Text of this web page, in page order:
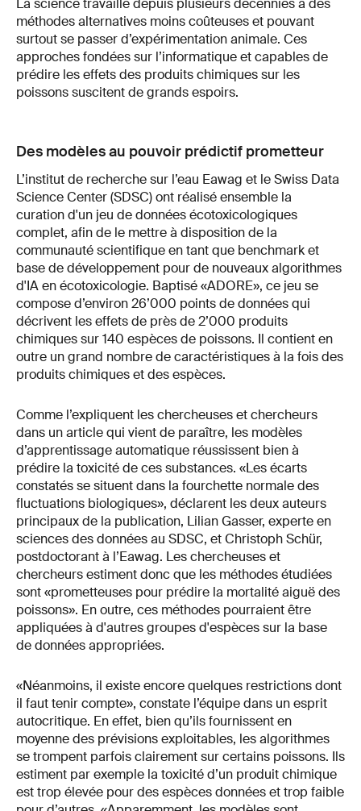
La science travaille depuis plusieurs décennies à des
méthodes alternatives moins coûteuses et pouvant
surtout se passer d’expérimentation animale. Ces
approches fondées sur l’informatique et capables de
prédire les effets des produits chimiques sur les
poissons suscitent de grands espoirs.
Des modèles au pouvoir prédictif prometteur
L’institut de recherche sur l’eau Eawag et le Swiss Data
Science Center (SDSC) ont réalisé ensemble la
curation d'un jeu de données écotoxicologiques
complet, afin de le mettre à disposition de la
communauté scientifique en tant que benchmark et
base de développement pour de nouveaux algorithmes
d'IA en écotoxicologie. Baptisé «ADORE», ce jeu se
compose d’environ 26’000 points de données qui
décrivent les effets de près de 2’000 produits
chimiques sur 140 espèces de poissons. Il contient en
outre un grand nombre de caractéristiques à la fois des
produits chimiques et des espèces.
Comme l’expliquent les chercheuses et chercheurs
dans un article qui vient de paraître, les modèles
d’apprentissage automatique réussissent bien à
prédire la toxicité de ces substances. «Les écarts
constatés se situent dans la fourchette normale des
fluctuations biologiques», déclarent les deux auteurs
principaux de la publication, Lilian Gasser, experte en
sciences des données au SDSC, et Christoph Schür,
postdoctorant à l’Eawag. Les chercheuses et
chercheurs estiment donc que les méthodes étudiées
sont «prometteuses pour prédire la mortalité aiguë des
poissons». En outre, ces méthodes pourraient être
appliquées à d'autres groupes d'espèces sur la base
de données appropriées.
«Néanmoins, il existe encore quelques restrictions dont
il faut tenir compte», constate l’équipe dans un esprit
autocritique. En effet, bien qu’ils fournissent en
moyenne des prévisions exploitables, les algorithmes
se trompent parfois clairement sur certains poissons. Ils
estiment par exemple la toxicité d’un produit chimique
est trop élevée pour des espèces données et trop faible